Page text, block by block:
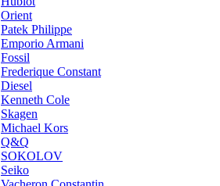
Orient
Patek Philippe
Emporio Armani
Fossil
Frederique Constant
Diesel
Kenneth Cole
Skagen
Michael Kors
Q&Q
SOKOLOV
Seiko